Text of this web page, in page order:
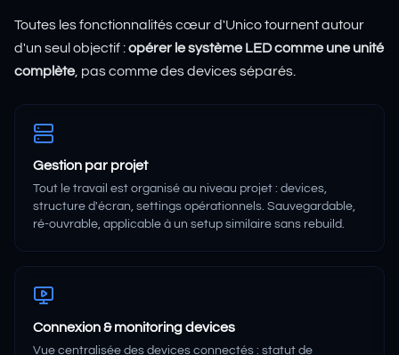
Toutes les fonctionnalités cœur d'Unico tournent autour
d'un seul objectif :opérer le système LED comme une unité
complète, pas comme des devices séparés.
Gestion par projet
Tout le travail est organisé au niveau projet : devices,
structure d'écran, settings opérationnels. Sauvegardable,
ré-ouvrable, applicable à un setup similaire sans rebuild.
Connexion & monitoring devices
Vue centralisée des devices connectés : statut de